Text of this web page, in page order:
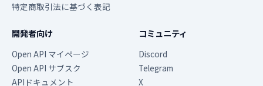
特定商取引法に基づく表記
開発者向け
Open API マイページ
Open API サブスク
APIドキュメント
コミュニティ
Discord
Telegram
X